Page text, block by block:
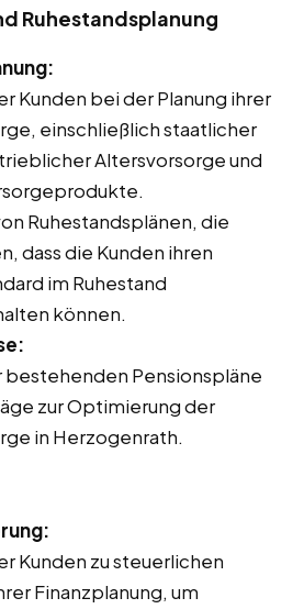
Ruhestandsplanung
Kunden bei der Planung ihrer
einschließlich staatlicher
Altersvorsorge und
Ruhestandsplänen, die
dass die Kunden ihren
im Ruhestand
können.
bestehenden Pensionspläne
zur Optimierung der
in Herzogenrath.
Kunden zu steuerlichen
Finanzplanung, um